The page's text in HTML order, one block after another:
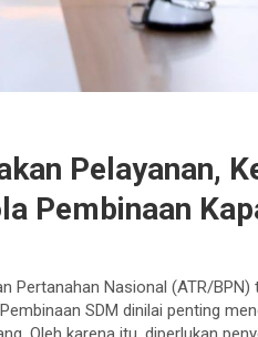
Pelayanan,
Pembinaan
Pertanahan Nasional (ATR/BPN)
SDM dinilai penting